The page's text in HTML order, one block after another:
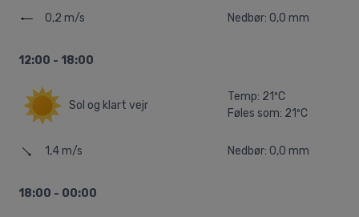
0,2 m/s Nedbør: 0,0 mm
12:00 - 18:00
Sol og klart vejr
Temp: 21ºC
Føles som: 21ºC
1,4 m/s Nedbør: 0,0 mm
18:00 - 00:00